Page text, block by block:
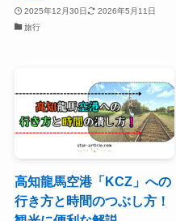
2025年12月30日
2026年5月11日
旅行
高知龍馬空港「KCZ」への
行き方と時間のつぶし方！